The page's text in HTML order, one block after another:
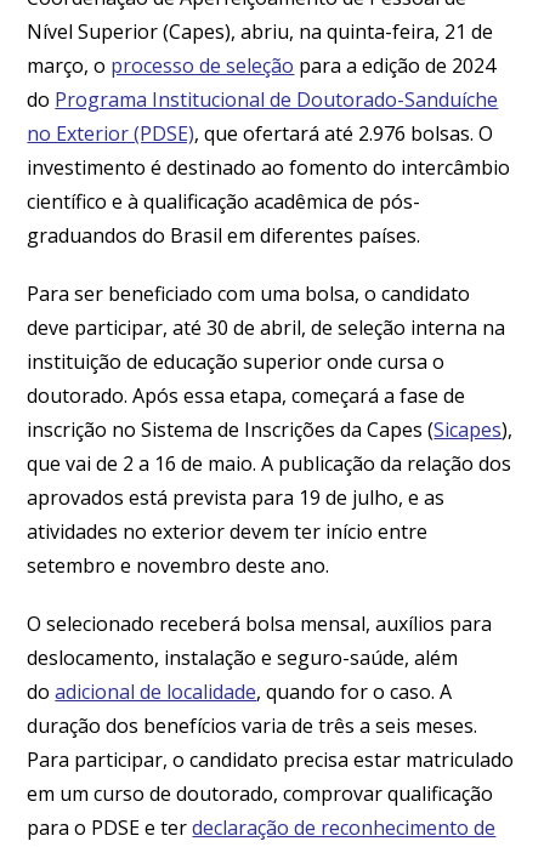
Nível Superior (Capes), abriu, na quinta-feira, 21 de
março, o processo de seleção para a edição de 2024
do Programa Institucional de Doutorado-Sanduíche
no Exterior (PDSE), que ofertará até 2.976 bolsas. O
investimento é destinado ao fomento do intercâmbio
científico e à qualificação acadêmica de pós-
graduandos do Brasil em diferentes países.
Para ser beneficiado com uma bolsa, o candidato
deve participar, até 30 de abril, de seleção interna na
instituição de educação superior onde cursa o
doutorado. Após essa etapa, começará a fase de
inscrição no Sistema de Inscrições da Capes (Sicapes),
que vai de 2 a 16 de maio. A publicação da relação dos
aprovados está prevista para 19 de julho, e as
atividades no exterior devem ter início entre
setembro e novembro deste ano.
O selecionado receberá bolsa mensal, auxílios para
deslocamento, instalação e seguro-saúde, além
doadicional de localidade, quando for o caso. A
duração dos benefícios varia de três a seis meses.
Para participar, o candidato precisa estar matriculado
em um curso de doutorado, comprovar qualificação
para o PDSE e terdeclaração de reconhecimento de